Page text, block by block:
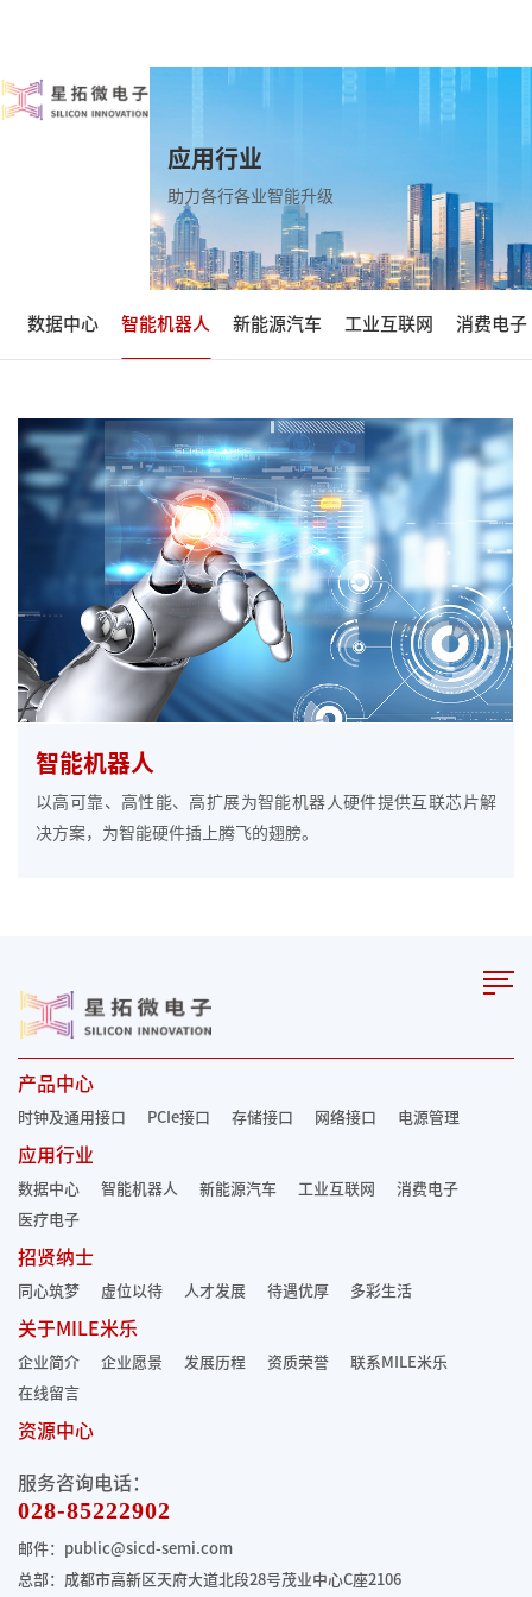
应用行业
助力各行各业智能升级
数据中心 智能机器人 新能源汽车 工业互联网 消费电子
智能机器人
以高可靠、高性能、高扩展为智能机器人硬件提供互联芯片解
决方案，为智能硬件插上腾飞的翅膀。
产品中心
时钟及通用接口 PCIe接口 存储接口 网络接口 电源管理
应用行业
数据中心 智能机器人 新能源汽车 工业互联网
消费电子
医疗电子
招贤纳士
同心筑梦 虚位以待 人才发展 待遇优厚 多彩生活
关于MILE米乐
企业简介 企业愿景 发展历程 资质荣誉
联系MILE米乐
在线留言
资源中心
服务咨询电话：
028-85222902
邮件：public@sicd-semi.com
总部：成都市高新区天府大道北段28号茂业中心C座2106